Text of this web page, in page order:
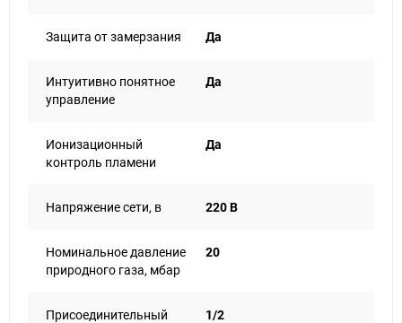
Защита от замерзания Да
Интуитивно понятное
управление
Да
Ионизационный
контроль пламени
Да
Напряжение сети, в 220 В
Номинальное давление
природного газа, мбар
20
Присоединительный
1/2